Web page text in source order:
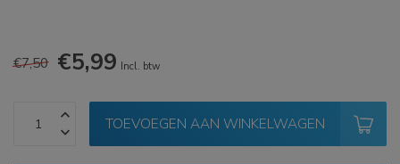
€7,50 €5,99 Incl. btw
TOEVOEGEN AAN WINKELWAGEN